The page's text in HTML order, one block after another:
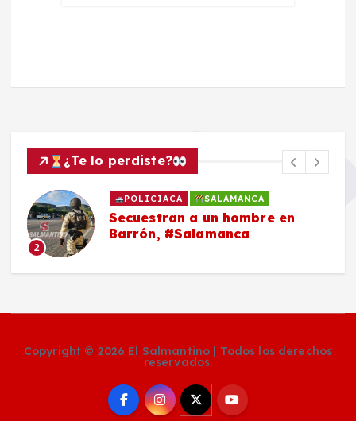
¿Te lo perdiste?
2
POLICIACA SALAMANCA
Secuestran a un hombre en
Barrón, #Salamanca
Copyright © 2026 El Salmantino | Todos los derechos
reservados.